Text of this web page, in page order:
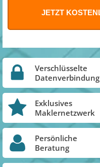
Verschlüsselte
Datenverbindung
Exklusives
Maklernetzwerk
Persönliche
Beratung